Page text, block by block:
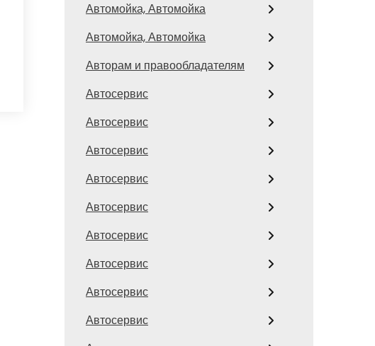
Автомойка, Автомойка
Автомойка, Автомойка
Авторам и правообладателям
Автосервис
Автосервис
Автосервис
Автосервис
Автосервис
Автосервис
Автосервис
Автосервис
Автосервис